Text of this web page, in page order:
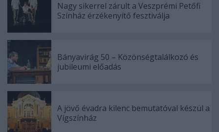
Nagy sikerrel zárult a Veszprémi Petőfi
Színház érzékenyítő fesztiválja
Bányavirág 50 – Közönségtalálkozó és
jubileumi előadás
A jövő évadra kilenc bemutatóval készül a
Vígszínház